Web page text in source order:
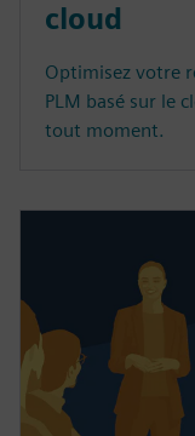
cloud
Optimisez votre
PLM basé sur le
tout moment.